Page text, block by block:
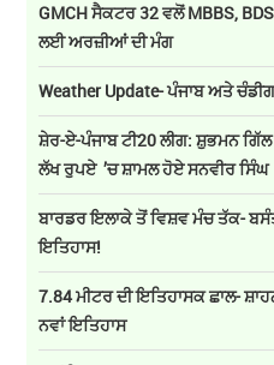
GMCH ਸੈਕਟਰ 32 ਵਲੋਂ MBBS,
ਲਈ ਅਰਜ਼ੀਆਂ ਦੀ ਮੰਗ
Weather Update- ਪੰਜਾਬ ਅਤੇ
ਸ਼ੇਰ-ਏ-ਪੰਜਾਬ ਟੀ20 ਲੀਗ: ਸ਼ੁਭਮਨ
ਲੱਖ ਰੁਪਏ ’ਚ ਸ਼ਾਮਲ ਹੋਏ ਸਨਵੀਰ ਸਿੰਘ
ਬਾਰਡਰ ਇਲਾਕੇ ਤੋਂ ਵਿਸ਼ਵ ਮੰਚ ਤੱਕ-
ਇਤਿਹਾਸ!
7.84 ਮੀਟਰ ਦੀ ਇਤਿਹਾਸਕ ਛਾਲ-
ਨਵਾਂ ਇਤਿਹਾਸ